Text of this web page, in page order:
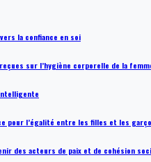
la confiance en soi
sur l’hygiène corporelle de la
pour l’égalité entre les filles et les
des acteurs de paix et de cohésion